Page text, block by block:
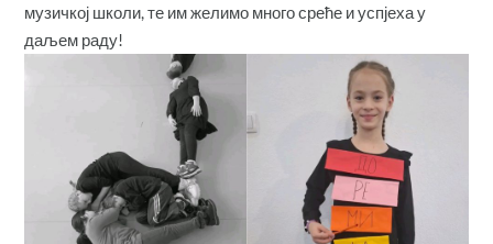
музичкој школи, те им желимо много среће и успјеха у
даљем раду!